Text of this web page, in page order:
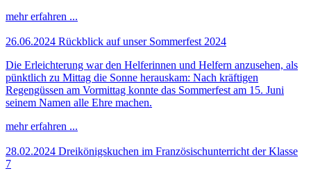
mehr erfahren ...
26.06.2024 Rückblick auf unser Sommerfest 2024
Die Erleichterung war den Helferinnen und Helfern anzusehen, als
pünktlich zu Mittag die Sonne herauskam: Nach kräftigen
Regengüssen am Vormittag konnte das Sommerfest am 15. Juni
seinem Namen alle Ehre machen.
mehr erfahren ...
28.02.2024 Dreikönigskuchen im Französischunterricht der Klasse
7